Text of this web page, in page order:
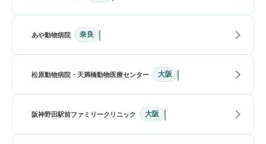
あや動物病院 奈良
松原動物病院・天満橋動物医療センター 大阪
阪神野田駅前ファミリークリニック 大阪